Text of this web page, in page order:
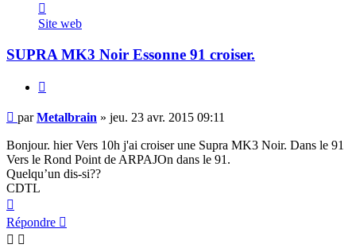
Metalbrain
Site web
SUPRA MK3 Noir Essonne 91 croiser.
Message
non
lu
parMetalbrain » jeu. 23 avr. 2015 09:11
Bonjour. hier Vers 10h j'ai croiser une Supra MK3 Noir. Dans le 91
Vers le Rond Point de ARPAJOn dans le 91.
Quelqu’un dis-si??
CDTL
Répondre